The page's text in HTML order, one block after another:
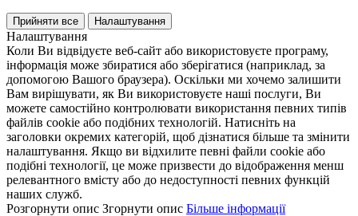
Прийняти все Налаштування
Налаштування
Коли Ви відвідуєте веб-сайт або використовуєте програму,
інформація може збиратися або зберігатися (наприклад, за
допомогою Вашого браузера). Оскільки ми хочемо залишити
Вам вирішувати, як Ви використовуєте наші послуги, Ви
можете самостійно контролювати використання певних типів
файлів cookie або подібних технологій. Натисніть на
заголовки окремих категорій, щоб дізнатися більше та змінити
налаштування. Якщо ви відхилите певні файли cookie або
подібні технології, це може призвести до відображення менш
релевантного вмісту або до недоступності певних функцій
наших служб.
Розгорнути опис Згорнути опис Більше інформації